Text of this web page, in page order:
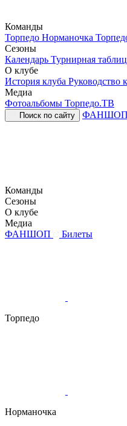
Команды
Торпедо Норманочка
Сезоны
Календарь Турнирная
О клубе
История клуба Руководство
Медиа
Фотоальбомы Торпедо.ТВ
Поиск по сайту ФАНШОП
Команды
Сезоны
О клубе
Медиа
ФАНШОП
Билеты
Торпедо
Норманочка